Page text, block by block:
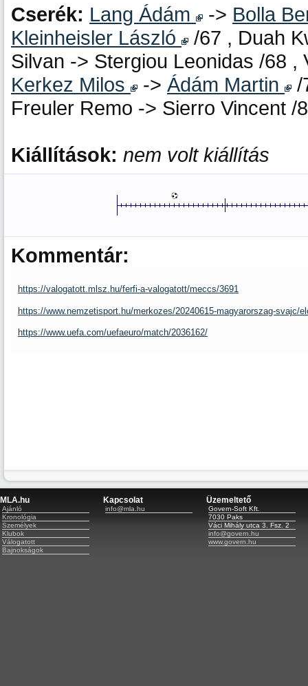
Cserék: Lang Ádám -> Bolla
Kleinheisler László
/67 , Duah
Silvan -> Stergiou Leonidas /68
Kerkez Milos
-> Ádám Martin
/
Freuler Remo -> Sierro Vincent
Kiállítások: nem volt kiállítás
Kommentár:
https://valogatott.mlsz.hu/ferfi-a-valogatott/meccs/3691
https://www.nemzetisport.hu/merkozes/20240615-magyarorszag-svajc/
https://www.uefa.com/uefaeuro/match/2036162/
MLA.hu
Ajánló
Kronológia
Személyek
Klubok
Válogatott
Bajnokságok
Kapcsolat
info@mla.hu
Üzemeltető
Govern-Soft Kft.
7030 Paks
Váci Mihály utca 3. Fsz. 2
info@govern.hu
www.govern.hu